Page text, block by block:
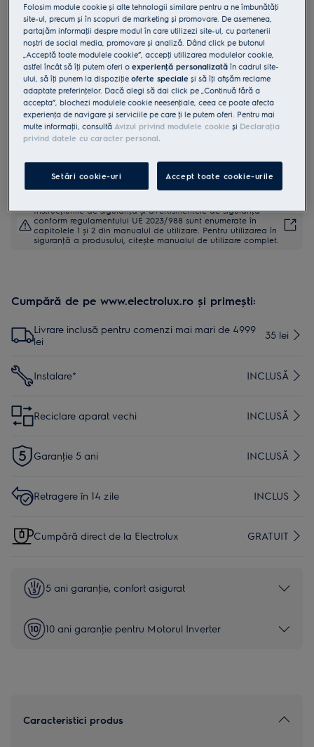
5 (7)
Fișa cu informaţii despre produs
Beneficii
Economisește spaţiu fără compromisuri cu PerfectCare 600 cu
SensiCare.
SensiCare optimizează durata și consumul de apă și energie.
Îndepărtează 99,99% din bacterii și virusuri* cu programul Anti-
Allergy cu abur
Instrucţiunile de siguranţă și avertismentele de siguranţă
conform regulamentului UE 2023/988 sunt enumerate în
capitolele 1 și 2 din manualul de utilizare. Pentru utilizarea în
siguranţă a produsului, citește manualul de utilizare complet.
Cumpără de pe www.electrolux.ro și primești:
Livrare inclusă pentru comenzi mai mari de 4999
lei
35 lei
Instalare* INCLUSĂ
Reciclare aparat vechi INCLUSĂ
Garanţie 5 ani INCLUSĂ
Retragere în 14 zile INCLUS
Cumpără direct de la Electrolux GRATUIT
5 ani garanţie, confort asigurat
10 ani garanţie pentru Motorul Inverter
Caracteristici produs
Folosim module cookie și alte tehnologii similare pentru a ne îmbunătăţi
site-ul, precum și în scopuri de marketing și promovare. De asemenea,
partajăm informaţii despre modul în care utilizezi site-ul, cu partenerii
noștri de social media, promovare și analiză. Dând click pe butonul
„Acceptă toate modulele cookie”, accepţi utilizarea modulelor cookie,
astfel încât să îţi putem oferi oexperienţă personalizată în cadrul site-
ului, să îţi punem la dispoziţieoferte speciale și să îţi afișăm reclame
adaptate preferinţelor. Dacă alegi să dai click pe „Continuă fără a
accepta”, blochezi modulele cookie neesenţiale, ceea ce poate afecta
experienţa de navigare și serviciile pe care ţi le putem oferi. Pentru mai
multe informaţii, consultă Avizul privind modulele cookie și Declaraţia
privind datele cu caracter personal.
Setări cookie-uri Accept toate cookie-urile